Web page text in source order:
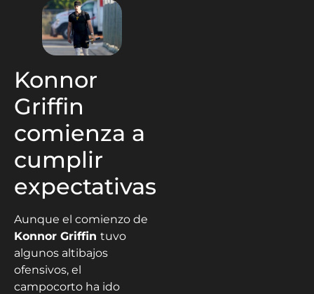
Konnor
Griffin
comienza a
cumplir
expectativas
Aunque el comienzo de
Konnor Griffin tuvo
algunos altibajos
ofensivos, el
campocorto ha ido